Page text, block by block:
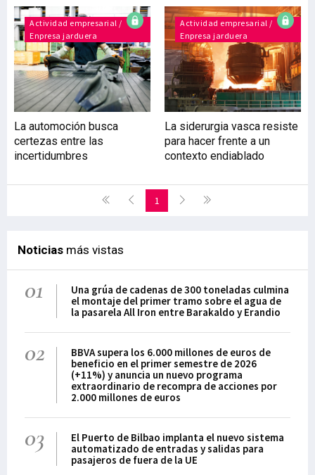
que han requerid
Actividad empresarial /
Enpresa jarduera
La automoción busca
certezas entre las
incertidumbres
Actividad empresarial /
Enpresa jarduera
La siderurgia vasca resiste
para hacer frente a un
contexto endiablado
1
Noticias más vistas
01
Una grúa de cadenas de 300 toneladas culmina
el montaje del primer tramo sobre el agua de
la pasarela All Iron entre Barakaldo y Erandio
02
BBVA supera los 6.000 millones de euros de
beneficio en el primer semestre de 2026
(+11%) y anuncia un nuevo programa
extraordinario de recompra de acciones por
2.000 millones de euros
03
El Puerto de Bilbao implanta el nuevo sistema
automatizado de entradas y salidas para
pasajeros de fuera de la UE